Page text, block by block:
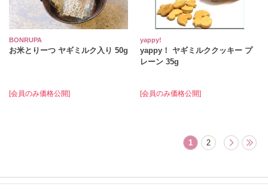
BONRUPA
お米とりーつ ヤギミルク入り 50g
[会員のみ価格公開]
yappy!
yappy！ ヤギミルククッキー プ
レーン 35g
[会員のみ価格公開]
1 2